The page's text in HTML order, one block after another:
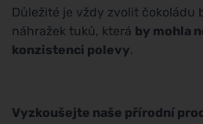
Důležité je vždy zvolit čokoládu
náhražek tuků, která by mohla
konzistenci polevy.
Vyzkoušejte naše přírodní